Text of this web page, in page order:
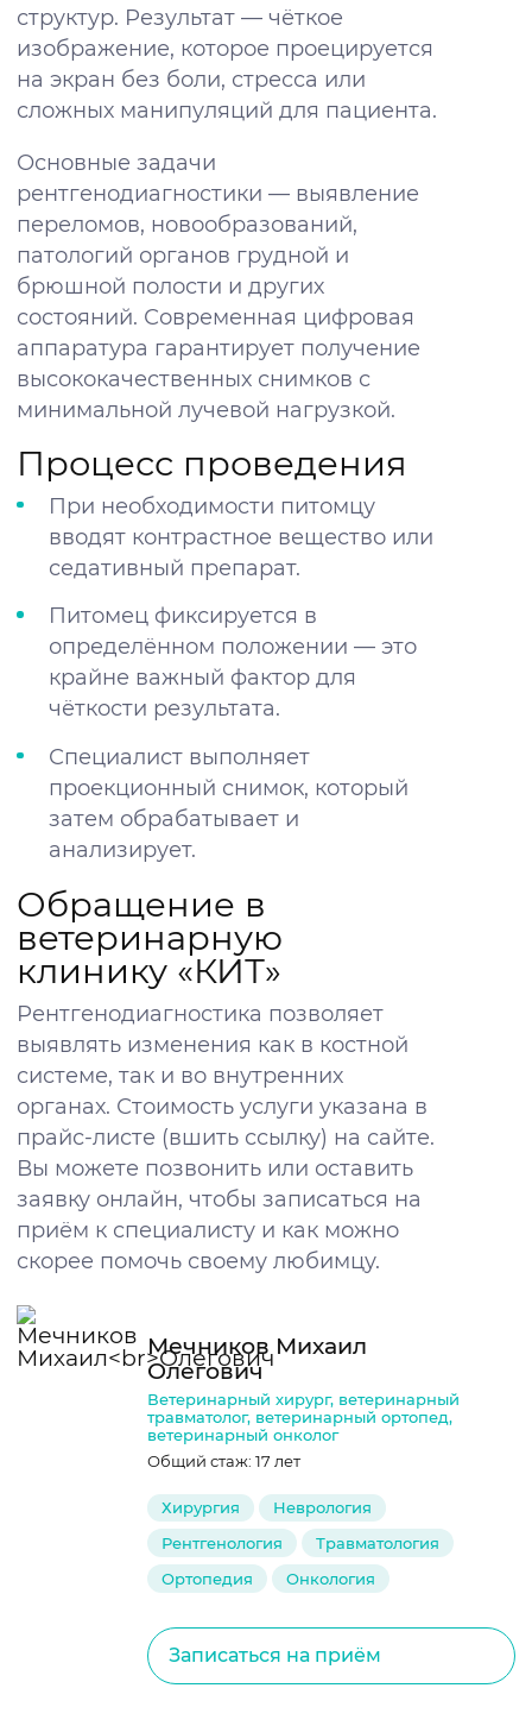
Запись на приём
структур. Результат — чёткое
изображение, которое проецируется
на экран без боли, стресса или
сложных манипуляций для пациента.
Основные задачи
рентгенодиагностики — выявление
переломов, новообразований,
патологий органов грудной и
брюшной полости и других
состояний. Современная цифровая
аппаратура гарантирует получение
высококачественных снимков с
минимальной лучевой нагрузкой.
Процесс проведения
При необходимости питомцу
вводят контрастное вещество или
седативный препарат.
Питомец фиксируется в
определённом положении — это
крайне важный фактор для
чёткости результата.
Специалист выполняет
проекционный снимок, который
затем обрабатывает и
анализирует.
Обращение в
ветеринарную
клинику «КИТ»
Рентгенодиагностика позволяет
выявлять изменения как в костной
системе, так и во внутренних
органах. Стоимость услуги указана в
прайс-листе (вшить ссылку) на сайте.
Вы можете позвонить или оставить
заявку онлайн, чтобы записаться на
приём к специалисту и как можно
скорее помочь своему любимцу.
Мечников Михаил
Олегович
Ветеринарный хирург, ветеринарный
травматолог, ветеринарный ортопед,
ветеринарный онколог
Общий стаж: 17 лет
Хирургия
Неврология
Рентгенология
Травматология
Ортопедия
Онкология
Записаться на приём